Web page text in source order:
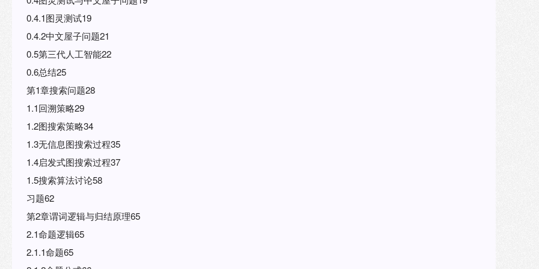
0.4.1图灵测试19
0.4.2中文屋子问题21
0.5第三代人工智能22
0.6总结25
第1章搜索问题28
1.1回溯策略29
1.2图搜索策略34
1.3无信息图搜索过程35
1.4启发式图搜索过程37
1.5搜索算法讨论58
习题62
第2章谓词逻辑与归结原理65
2.1命题逻辑65
2.1.1命题65